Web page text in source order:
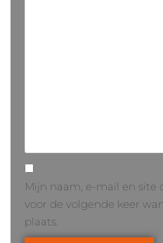
Mijn naam, e-mail en site
voor de volgende keer
plaats.